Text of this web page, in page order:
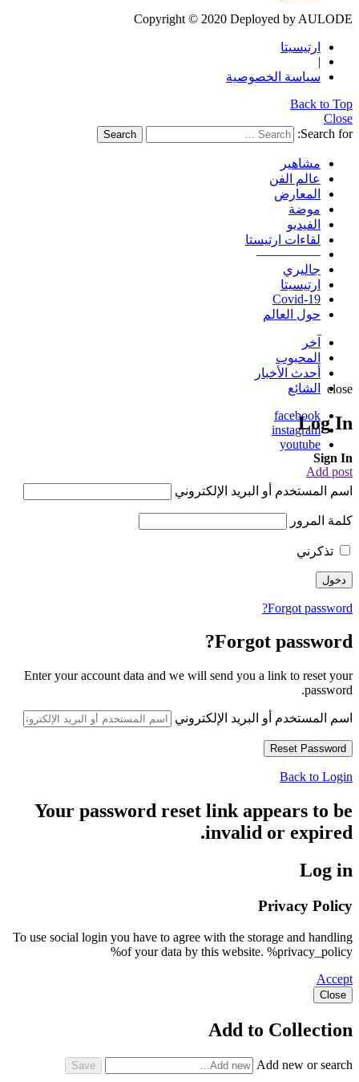
Copyright © 2020 Deployed by AULODE
ارتيسيتا
|
سياسة الخصوصية
Back to Top
Close
Search for:
Search
مشاهير
عالم الفن
المعارض
موضة
الفيديو
لقاءات ارتيستا
—————
جاليري
ارتيسيتا
Covid-19
حول العالم
آخر
المحبوب
أحدث الأخبار
الشائع
facebook
instagram
youtube
Add post
close
Log In
Sign In
اسم المستخدم أو البريد الإلكتروني
كلمة المرور
تذكرني
Forgot password?
Forgot password?
Enter your account data and we will send you a link to reset your
password.
اسم المستخدم أو البريد الإلكتروني
Back to Login
Your password reset link appears to be
invalid or expired.
Log in
Privacy Policy
To use social login you have to agree with the storage and handling
of your data by this website. %privacy_policy%
Accept
Close
Add to Collection
Add new or search